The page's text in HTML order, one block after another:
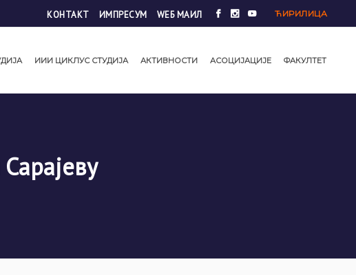
КОНТАКТ ИМПРЕСУМ WЕБ МАИЛ ЋИРИЛИЦА
ИИИ ЦИКЛУС СТУДИЈА АКТИВНОСТИ АСОЦИЈАЦИЈЕ ФАКУЛТЕТ